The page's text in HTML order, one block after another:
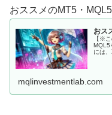
おススメのMT5・
おス
【※
MQL5
には
mqlinvestmentlab.com